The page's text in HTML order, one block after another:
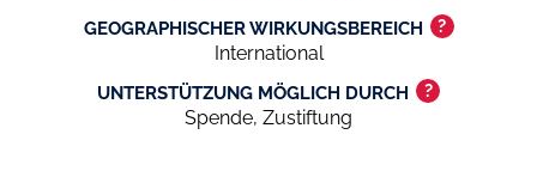
GEOGRAPHISCHER WIRKUNGSBEREICH ?
International
UNTERSTÜTZUNG MÖGLICH DURCH ?
Spende, Zustiftung